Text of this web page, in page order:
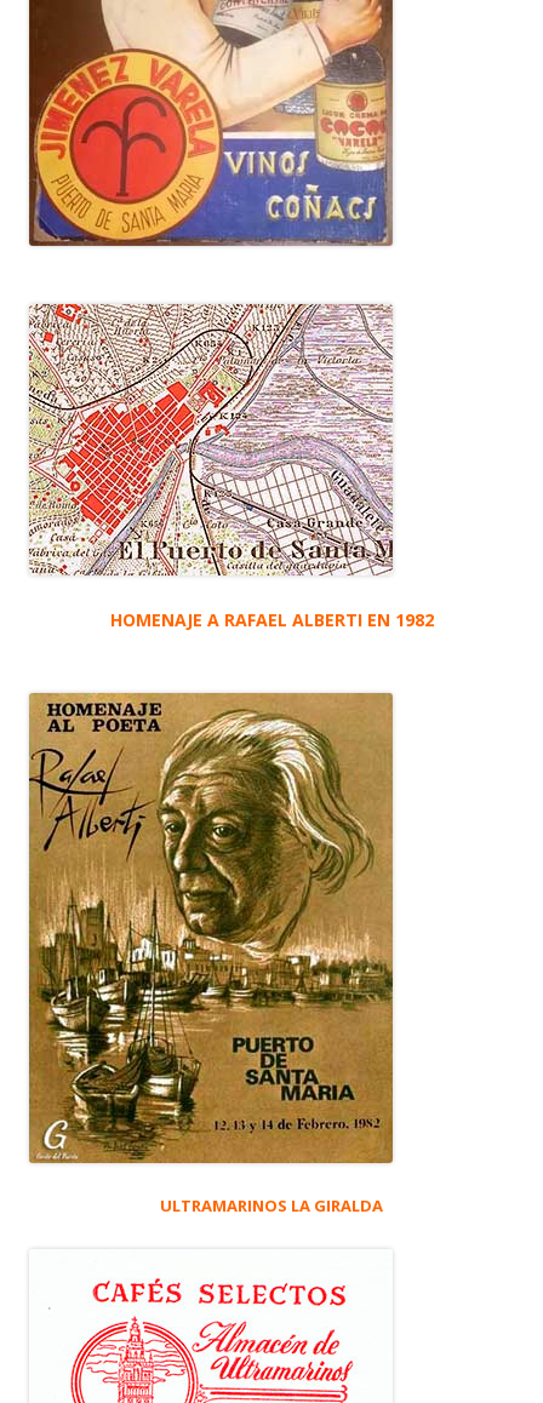
HOMENAJE A RAFAEL ALBERTI EN 1982
ULTRAMARINOS LA GIRALDA